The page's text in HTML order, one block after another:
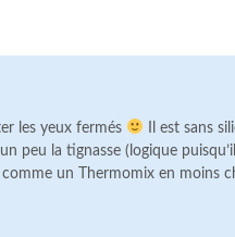
les yeux fermés
Il est sans
peu la tignasse (logique
comme un Thermomix en moins